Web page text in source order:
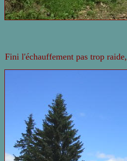
Fini l'échauffement pas trop raide,